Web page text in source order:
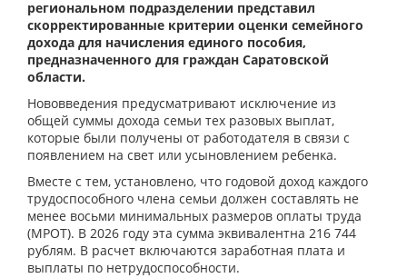
региональном подразделении представил
скорректированные критерии оценки семейного
дохода для начисления единого пособия,
предназначенного для граждан Саратовской
области.
Нововведения предусматривают исключение из
общей суммы дохода семьи тех разовых выплат,
которые были получены от работодателя в связи с
появлением на свет или усыновлением ребенка.
Вместе с тем, установлено, что годовой доход каждого
трудоспособного члена семьи должен составлять не
менее восьми минимальных размеров оплаты труда
(МРОТ). В 2026 году эта сумма эквивалентна 216 744
рублям. В расчет включаются заработная плата и
выплаты по нетрудоспособности.